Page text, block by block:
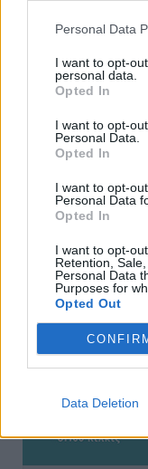
Personal Data
I want to opt-
personal data.
Opted In
I want to opt-
Personal Data.
Opted In
I want to opt-
Personal Data
Opted In
I want to opt-
Retention,
Personal Data
Purposes for
Opted Out
Data Deletion
Ειδήσεις 5-8-2026